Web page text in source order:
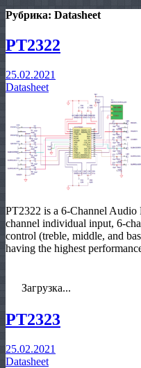
Рубрика: Datasheet
PT2322
25.02.2021
Datasheet
PT2322 is a 6-Channel
channel individual input, 6-
control (treble, middle, and
having the highest
Загрузка...
PT2323
25.02.2021
Datasheet